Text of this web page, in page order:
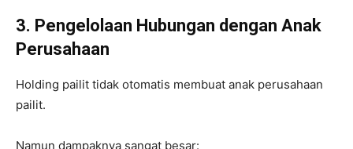
3. Pengelolaan Hubungan dengan Anak
Perusahaan
Holding pailit tidak otomatis membuat anak perusahaan
pailit.
Namun dampaknya sangat besar: